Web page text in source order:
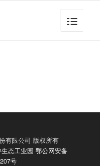
有限公司 版权所有
态工业园 鄂公网安备
号